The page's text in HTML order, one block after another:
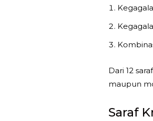
Dari 12
maupun
Saraf